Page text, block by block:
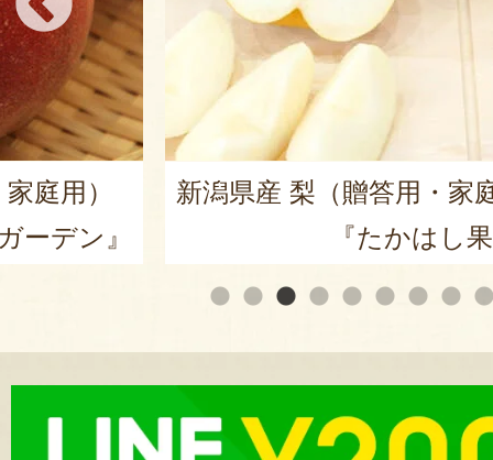
庭用）
ーデン』
新潟県産 梨（贈答用・家
『たかはし